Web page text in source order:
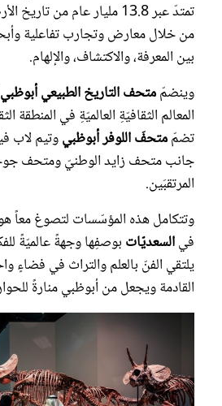
تمتدّ عبر 13.8 مليار عام من
من خلال معارض وتجارب تفاعلية
بين المعرفة، والاكتشاف، والإلهام.
وينضمّمتحف التاريخ الطبيعي أبوظبي
المعالم الثقافيّةِ العالميّةِ في المنطقة
تضمّمتحفَ اللوفر أبوظبيوتيم لاب
جانب متحف زايد الوطنيّ ومتحف
المرتقبَين.
وتتكامل هذه المؤسّسات لتصوغ معاً
فيالسعديّات بوصفِها وجهةً عالميّةً
يلتقي الفنّ بالعلم والتراث في فضاءٍ
القادمة ويجعل من أبوظبي منارةً